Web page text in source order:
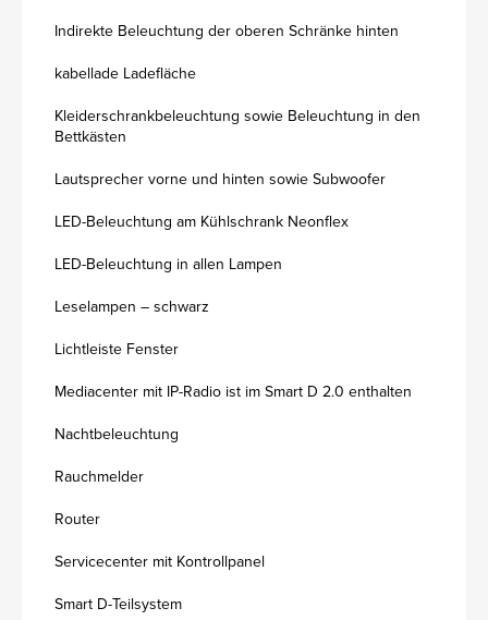
Indirekte Beleuchtung der oberen Schränke hinten
kabellade Ladefläche
Kleiderschrankbeleuchtung sowie Beleuchtung in den
Bettkästen
Lautsprecher vorne und hinten sowie Subwoofer
LED-Beleuchtung am Kühlschrank Neonflex
LED-Beleuchtung in allen Lampen
Leselampen – schwarz
Lichtleiste Fenster
Mediacenter mit IP-Radio ist im Smart D 2.0 enthalten
Nachtbeleuchtung
Rauchmelder
Router
Servicecenter mit Kontrollpanel
Smart D-Teilsystem